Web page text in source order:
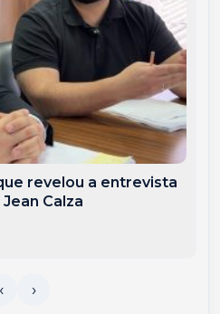
revelou a entrevista
Calza